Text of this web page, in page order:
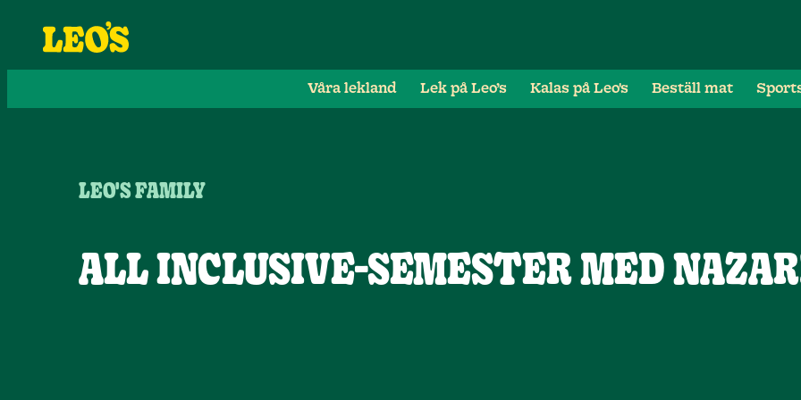
Våra lekland Lek på Leo’s Kalas på Leo's Beställ mat
ALL INCLUSIVE-SEMESTER MED
LEO'S FAMILY